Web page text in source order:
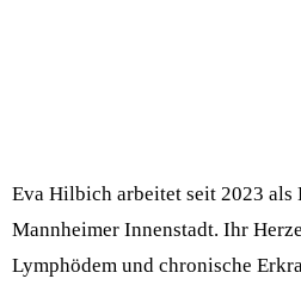
Eva Hilbich arbeitet seit 2023
Mannheimer Innenstadt. Ihr
Lymphödem und chronische